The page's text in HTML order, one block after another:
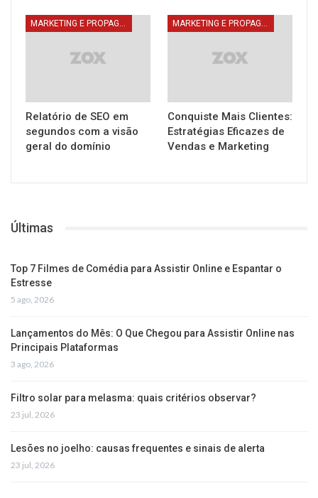
MARKETING E PROPAGANDA
Relatório de SEO em
segundos com a visão
geral do domínio
MARKETING E PROPAGANDA
Conquiste Mais Clientes:
Estratégias Eficazes de
Vendas e Marketing
Últimas
Top 7 Filmes de Comédia para Assistir Online e Espantar o
Estresse
5 ago, 2026
Lançamentos do Mês: O Que Chegou para Assistir Online nas
Principais Plataformas
3 ago, 2026
Filtro solar para melasma: quais critérios observar?
23 jul, 2026
Lesões no joelho: causas frequentes e sinais de alerta
23 jul, 2026